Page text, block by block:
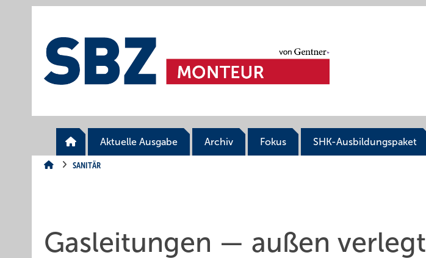
Aktuelle Ausgabe Archiv Fokus SHK-Ausbildungspaket
SANITÄR
Gasleitungen — außen verlegt